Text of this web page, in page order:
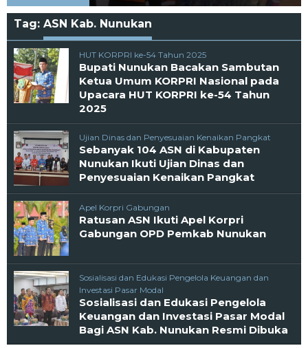
Tag: ASN Kab. Nunukan
HUT KORPRI ke-54 Tahun 2025
Bupati Nunukan Bacakan Sambutan
Ketua Umum KORPRI Nasional pada
Upacara HUT KORPRI ke-54 Tahun
2025
Ujian Dinas dan Penyesuaian Kenaikan Pangkat
Sebanyak 104 ASN di Kabupaten
Nunukan Ikuti Ujian Dinas dan
Penyesuaian Kenaikan Pangkat
Apel Korpri Gabungan
Ratusan ASN Ikuti Apel Korpri
Gabungan OPD Pemkab Nunukan
Sosialisasi dan Edukasi Pengelola Keuangan dan
Investasi Pasar Modal
Sosialisasi dan Edukasi Pengelola
Keuangan dan Investasi Pasar Modal
Bagi ASN Kab. Nunukan Resmi Dibuka